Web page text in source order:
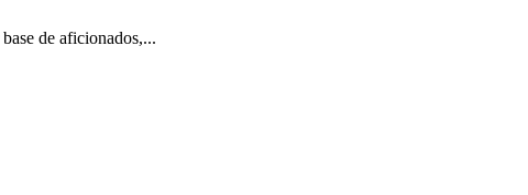
de aficionados,...